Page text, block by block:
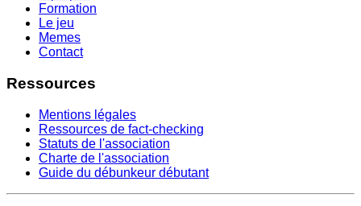
Formation
Le jeu
Memes
Contact
Ressources
Mentions légales
Ressources de fact-checking
Statuts de l'association
Charte de l'association
Guide du débunkeur débutant